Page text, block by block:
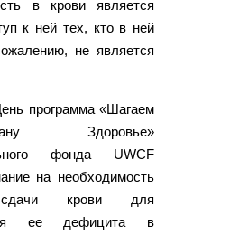
в крови является
к ней тех, кто в ней
не является
программа «Шагаем
Здоровье»
фонда UWCF
на необходимость
сдачи крови для
ее дефицита в